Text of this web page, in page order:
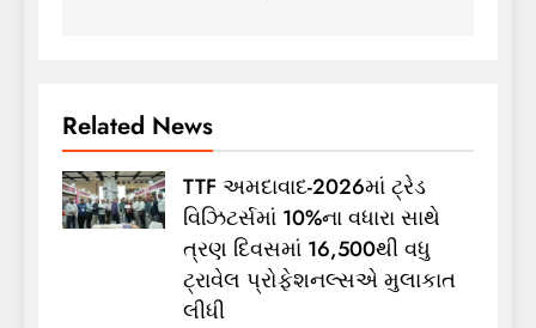
Related News
TTF અમદાવાદ-2026માં ટ્રેડ
વિઝિટર્સમાં 10%ના વધારા સાથે
ત્રણ દિવસમાં 16,500થી વધુ
ટ્રાવેલ પ્રોફેશનલ્સએ મુલાકાત
લીધી